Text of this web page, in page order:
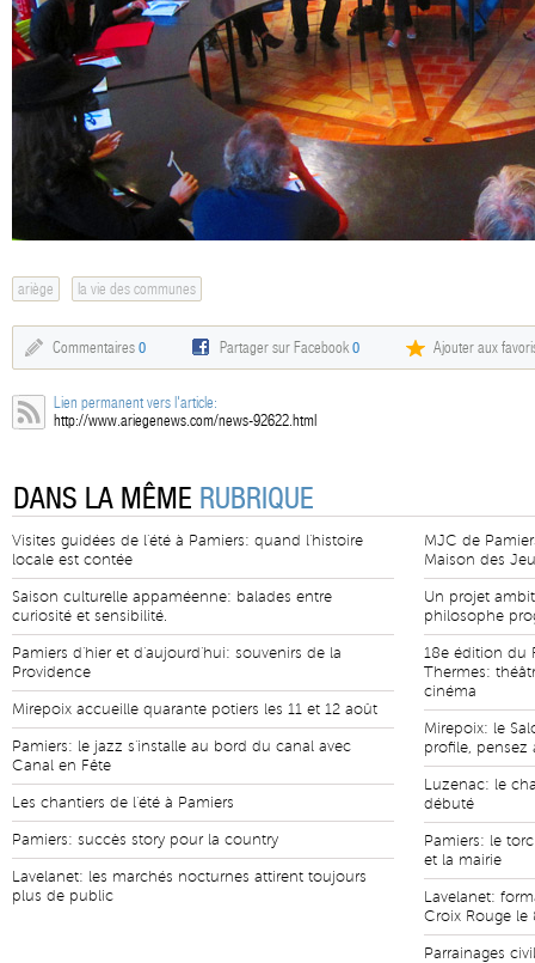
ariège la vie des communes
Commentaires 0 Partager sur Facebook0 Ajouter aux
Lien permanent vers l'article:
http://www.ariegenews.com/news-92622.html
DANS LA MÊME RUBRIQUE
Visites guidées de l'été à Pamiers: quand l'histoire
locale est contée
Saison culturelle appaméenne: balades entre
curiosité et sensibilité.
Pamiers d'hier et d'aujourd'hui: souvenirs de la
Providence
Mirepoix accueille quarante potiers les 11 et 12 août
Pamiers: le jazz s'installe au bord du canal avec
Canal en Fête
Les chantiers de l'été à Pamiers
Pamiers: succès story pour la country
Lavelanet: les marchés nocturnes attirent toujours
plus de public
MJC de
Maison des
Un projet
philosophe
18e édition du
Thermes:
cinéma
Mirepoix: le
profile, pensez
Luzenac: le
débuté
Pamiers: le
et la mairie
Lavelanet:
Croix Rouge le
Parrainages